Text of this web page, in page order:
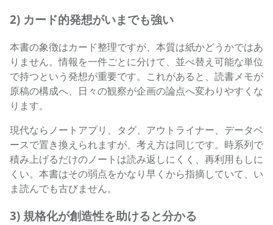
2) カード的発想がいまでも強い
本書の象徴はカード整理ですが、本質は紙かどうかではあ
りません。情報を一件ごとに分けて、並べ替え可能な単位
で持つという発想が重要です。これがあると、読書メモが
原稿の構成へ、日々の観察が企画の論点へ変わりやすくな
ります。
現代ならノートアプリ、タグ、アウトライナー、データベ
ースで置き換えられますが、考え方は同じです。時系列で
積み上げるだけのノートは読み返しにくく、再利用もしに
くい。本書はその弱点をかなり早くから指摘していて、い
ま読んでも古びません。
3) 規格化が創造性を助けると分かる